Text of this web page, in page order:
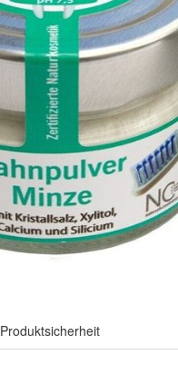
Produktsicherheit